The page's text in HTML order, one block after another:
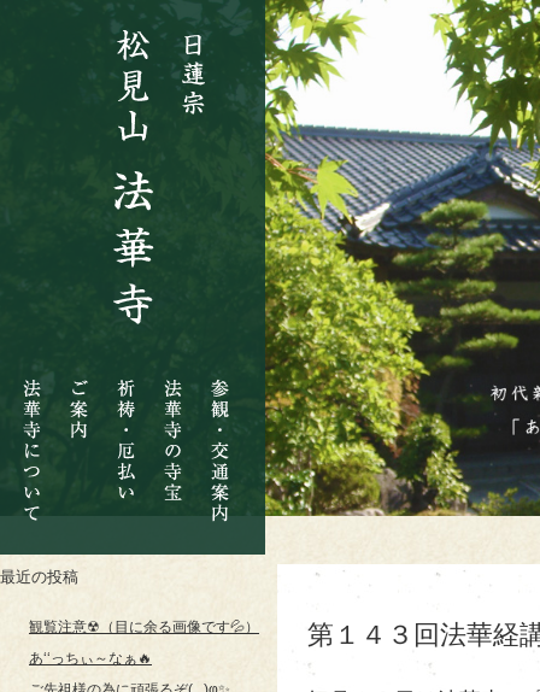
華
寺
に
つ
い
案
内
祷・
厄
払
い
華
寺
の
寺
宝
観・
交
通
案
内
最近の投稿
観覧注意☢（目に余る画像です💦）
あ‘‘っちぃ～なぁ🔥
第１４３回法華経